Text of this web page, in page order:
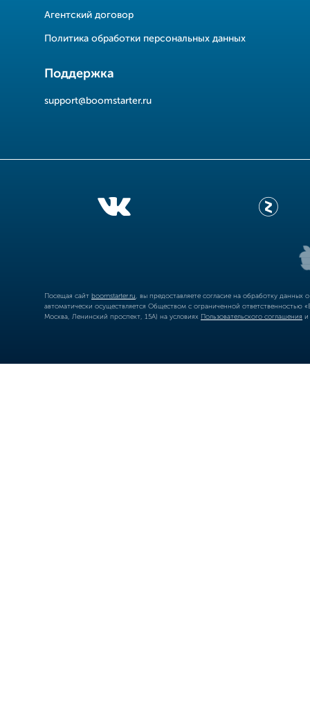
Агентский договор
Политика обработки персональных данных
Поддержка
support@boomstarter.ru
Посещая сайт boomstarter.ru , вы предоставляете согласие на обработку
автоматически осуществляется Обществом с ограниченной
Москва, Ленинский проспект, 15А) на условиях Пользовательского соглашения и